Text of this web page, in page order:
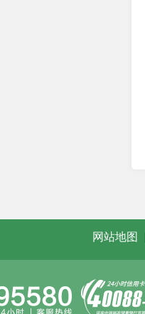
司
华安财产保险股份有限公
司
君龙人寿保险有限公司
网站地图